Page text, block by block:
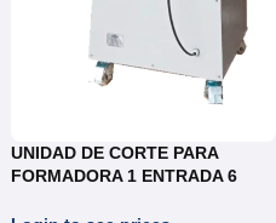
UNIDAD DE CORTE PARA
FORMADORA 1 ENTRADA 6